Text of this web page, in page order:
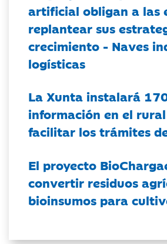
artificial obligan a las
replantear sus
crecimiento - Naves
logísticas
La Xunta instalará
información en el
facilitar los trámites
El proyecto
convertir residuos
bioinsumos para